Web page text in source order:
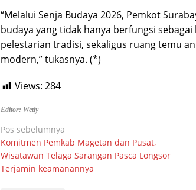
“Melalui Senja Budaya 2026, Pemkot
budaya yang tidak hanya berfungsi
pelestarian tradisi, sekaligus ruang temu
modern,” tukasnya. (*)
Views: 284
Editor: Wetly
Navigasi
pos
Pos sebelumnya
Komitmen Pemkab Magetan dan Pusat,
Wisatawan Telaga Sarangan Pasca Longsor
Terjamin keamanannya